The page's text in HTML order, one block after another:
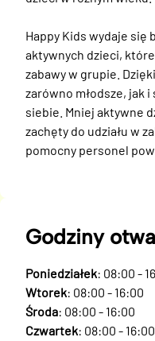
Happy Kids wydaje się
aktywnych dzieci,
zabawy w grupie.
zarówno młodsze, jak
siebie. Mniej aktywne
zachęty do udziału w
pomocny personel
Godziny
Poniedziałek: 08:00 -
Wtorek: 08:00 - 16:00
Środa: 08:00 - 16:00
Czwartek: 08:00 - 16:00